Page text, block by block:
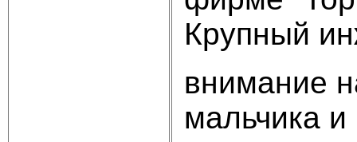
Крупный
внимание
мальчика и